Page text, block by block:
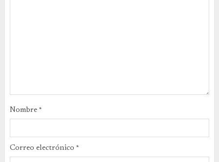
Nombre *
Correo electrónico *